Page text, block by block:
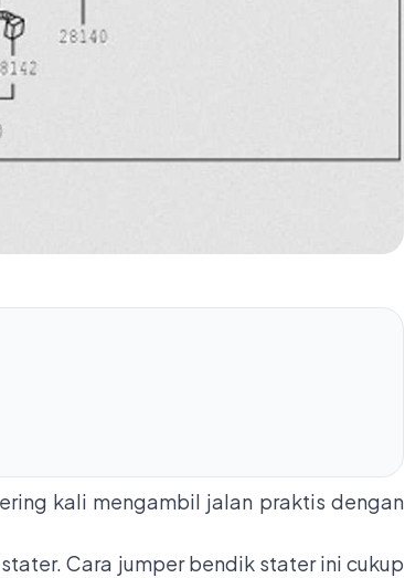
kali mengambil jalan praktis dengan
Cara jumper bendik stater ini cukup